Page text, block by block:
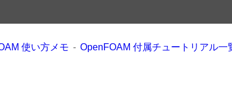
使い方メモ OpenFOAM 付属チュートリアル一